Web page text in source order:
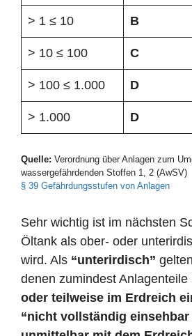
> 1 ≤ 10 B
> 10 ≤ 100 C
> 100 ≤ 1.000 D
> 1.000 D
Quelle: Verordnung über Anlagen zum
wassergefährdenden Stoffen 1, 2 (AwSV)
§ 39 Gefährdungsstufen von Anlagen
Sehr wichtig ist im nächsten
Öltank als ober- oder
wird. Als “unterirdisch”
denen zumindest Anlagenteile
oder teilweise im Erdreich
“nicht vollständig